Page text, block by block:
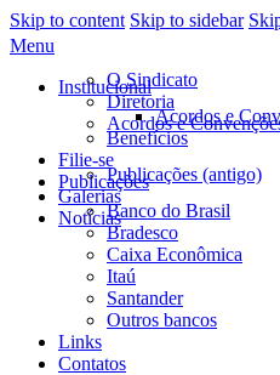
Skip to content Skip to sidebar
Menu
InstitucionalO Sindicato
Diretoria
Acordos eAcordos e
Benefícios
Filie-se
PublicaçõesPublicações (antigo)
Galerias
NotíciasBanco do Brasil
Bradesco
Caixa Econômica
Itaú
Santander
Outros bancos
Links
Contatos